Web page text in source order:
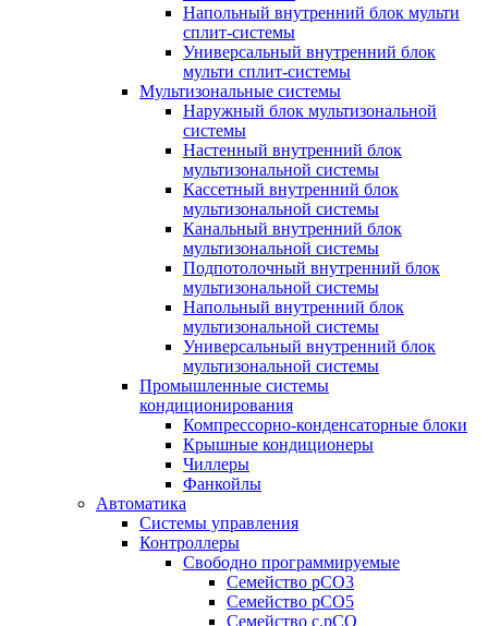
Напольный внутренний блок мульти
сплит-системы
Универсальный внутренний блок
мульти сплит-системы
Мультизональные системы
Наружный блок мультизональной
системы
Настенный внутренний блок
мультизональной системы
Кассетный внутренний блок
мультизональной системы
Канальный внутренний блок
мультизональной системы
Подпотолочный внутренний блок
мультизональной системы
Напольный внутренний блок
мультизональной системы
Универсальный внутренний блок
мультизональной системы
Промышленные системы
кондиционирования
Компрессорно-конденсаторные блоки
Крышные кондиционеры
Чиллеры
Фанкойлы
Автоматика
Системы управления
Контроллеры
Свободно программируемые
Семейство pCO3
Семейство pCO5
Семейство c.pCO